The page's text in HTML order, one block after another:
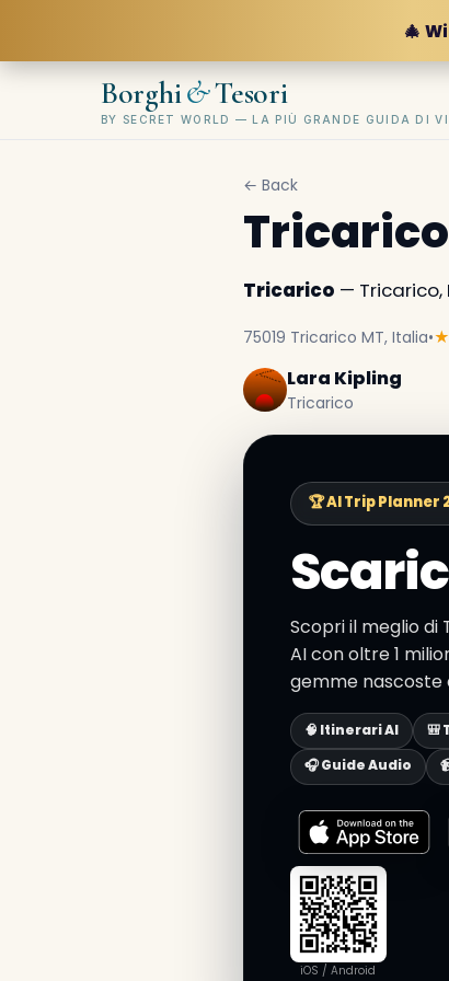
🎄
Borghi&Tesori
BY SECRET WORLD — LA PIÙ GRANDE GUIDA DI
← Back
Tricarico
Tricarico — Tricarico,
75019 Tricarico MT, Italia•
Lara Kipling
Tricarico
🏆 AI Trip Planner
Scopri il meglio
AI con oltre 1
gemme nascoste
🧠 Itinerari AI 🎒
🎧 Guide Audio
iOS / Android